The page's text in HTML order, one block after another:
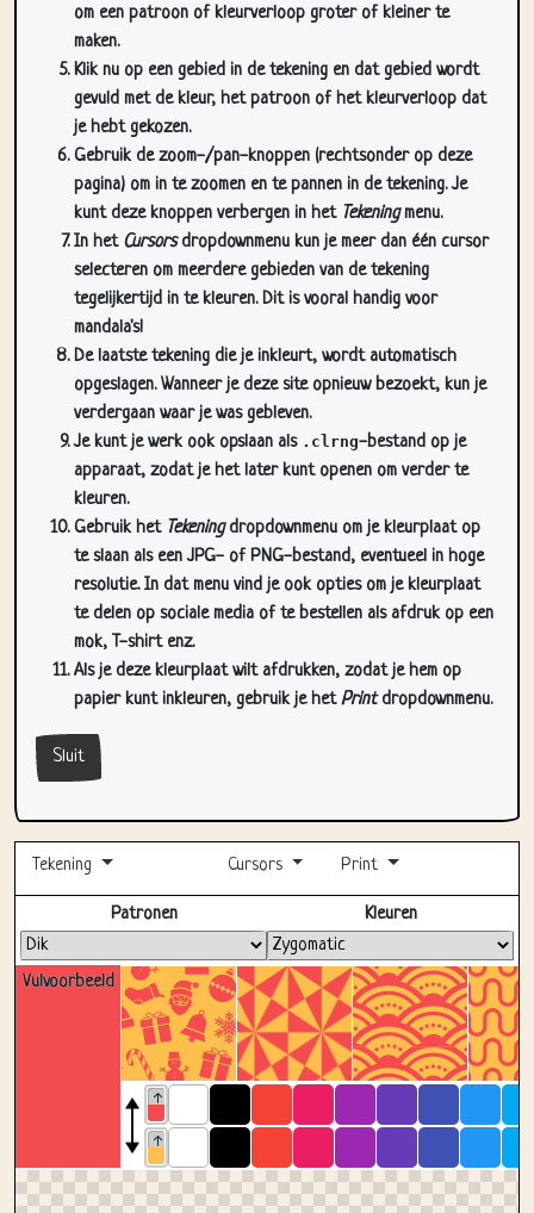
om een patroon of kleurverloop groter of kleiner te
maken.
Klik nu op een gebied in de tekening en dat gebied wordt
gevuld met de kleur, het patroon of het kleurverloop dat
je hebt gekozen.
Gebruik de zoom-/pan-knoppen (rechtsonder op deze
pagina) om in te zoomen en te pannen in de tekening. Je
kunt deze knoppen verbergen in het Tekeningmenu.
In het Cursorsdropdownmenu kun je meer dan één cursor
selecteren om meerdere gebieden van de tekening
tegelijkertijd in te kleuren. Dit is vooral handig voor
mandala's!
De laatste tekening die je inkleurt, wordt automatisch
opgeslagen. Wanneer je deze site opnieuw bezoekt, kun je
verdergaan waar je was gebleven.
Je kunt je werk ook opslaan als .clrng-bestand op je
apparaat, zodat je het later kunt openen om verder te
kleuren.
Gebruik het Tekeningdropdownmenu om je kleurplaat op
te slaan als een JPG- of PNG-bestand, eventueel in hoge
resolutie. In dat menu vind je ook opties om je kleurplaat
te delen op sociale media of te bestellen als afdruk op een
mok, T-shirt enz.
Als je deze kleurplaat wilt afdrukken, zodat je hem op
papier kunt inkleuren, gebruik je hetPrintdropdownmenu.
Sluit
Tekening Cursors Print
Volledig scherm
Vulvoorbeeld
Patronen Kleuren